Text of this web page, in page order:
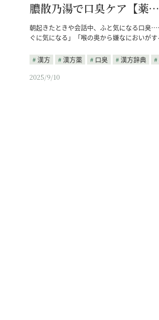
膿散乃湯で口臭ケア【薬…
朝起きたときや会話中、ふと気になる口臭
ぐに気になる」「喉の奥から嫌なにおいが
漢方 漢方薬 口臭 漢方辞典
2025/9/10